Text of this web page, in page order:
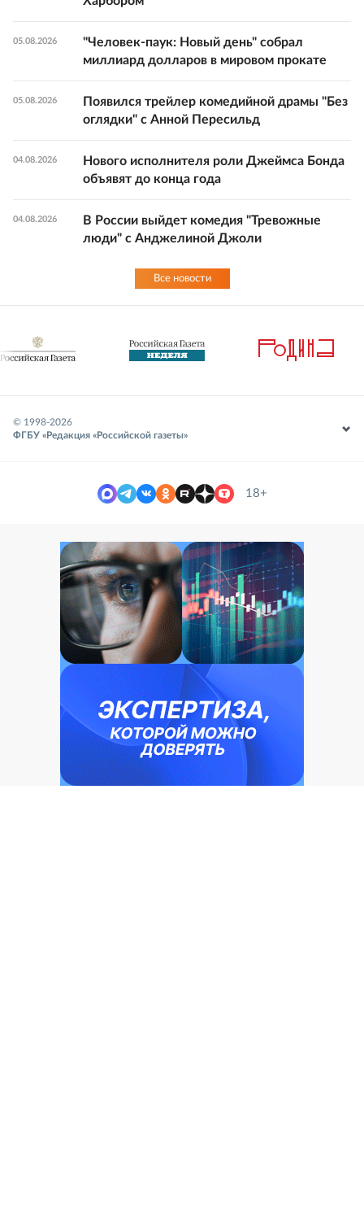
05.08.2026
"Человек-паук: Новый день" собрал
миллиард долларов в мировом прокате
05.08.2026
Появился трейлер комедийной драмы "Без
оглядки" с Анной Пересильд
04.08.2026
Нового исполнителя роли Джеймса Бонда
объявят до конца года
04.08.2026
В России выйдет комедия "Тревожные
люди" с Анджелиной Джоли
Все новости
© 1998-2026
ФГБУ «Редакция «Российской газеты»
18+